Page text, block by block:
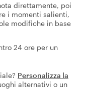
direttamente, poi
i momenti salienti,
modifiche in base
24 ore per un
Personalizza la
alternativi o un